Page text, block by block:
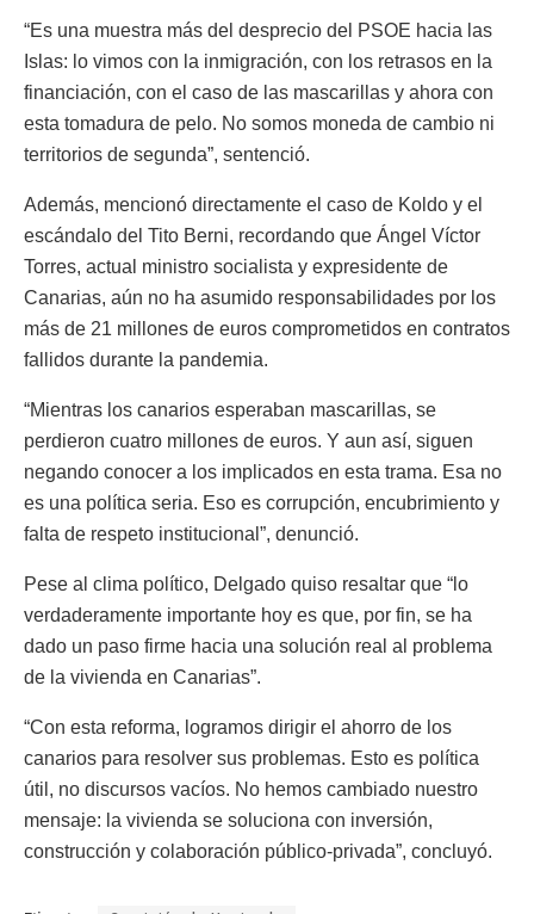
“Es una muestra más del desprecio del PSOE hacia las
Islas: lo vimos con la inmigración, con los retrasos en la
financiación, con el caso de las mascarillas y ahora con
esta tomadura de pelo. No somos moneda de cambio ni
territorios de segunda”, sentenció.
Además, mencionó directamente el caso de Koldo y el
escándalo del Tito Berni, recordando que Ángel Víctor
Torres, actual ministro socialista y expresidente de
Canarias, aún no ha asumido responsabilidades por los
más de 21 millones de euros comprometidos en contratos
fallidos durante la pandemia.
“Mientras los canarios esperaban mascarillas, se
perdieron cuatro millones de euros. Y aun así, siguen
negando conocer a los implicados en esta trama. Esa no
es una política seria. Eso es corrupción, encubrimiento y
falta de respeto institucional”, denunció.
Pese al clima político, Delgado quiso resaltar que “lo
verdaderamente importante hoy es que, por fin, se ha
dado un paso firme hacia una solución real al problema
de la vivienda en Canarias”.
“Con esta reforma, logramos dirigir el ahorro de los
canarios para resolver sus problemas. Esto es política
útil, no discursos vacíos. No hemos cambiado nuestro
mensaje: la vivienda se soluciona con inversión,
construcción y colaboración público-privada”, concluyó.